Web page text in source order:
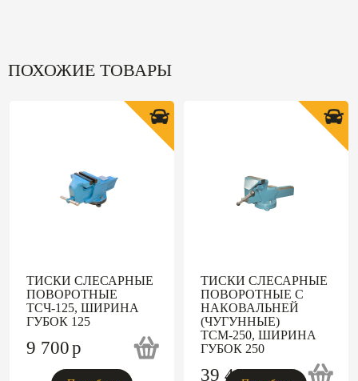
ПОХОЖИЕ ТОВАРЫ
ТИСКИ СЛЕСАРНЫЕ
ПОВОРОТНЫЕ
ТСЧ-125, ШИРИНА
ГУБОК 125
9 700p
ТИСКИ СЛЕСАРНЫЕ
ПОВОРОТНЫЕ С
НАКОВАЛЬНЕЙ
(ЧУГУННЫЕ)
ТСМ-250, ШИРИНА
ГУБОК 250
39 481p